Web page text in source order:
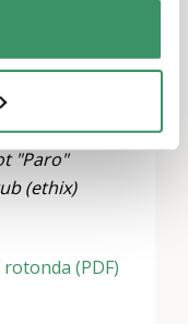
fa il robot-
Balcon e
Zur Rose
"Paro"
(ethix)
(PDF)